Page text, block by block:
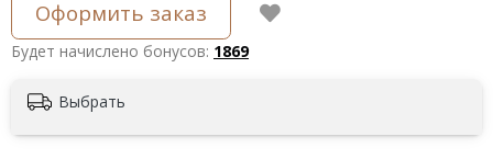
Оформить заказ
Будет начислено бонусов: 1869
Выбрать